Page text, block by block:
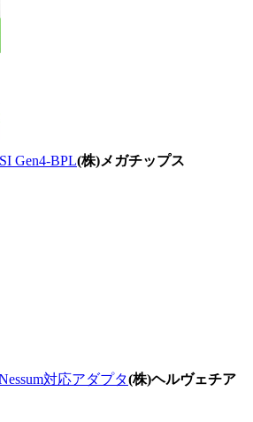
Gen4-BPL(株)メガチップス
対応アダプタ(株)ヘルヴェチア